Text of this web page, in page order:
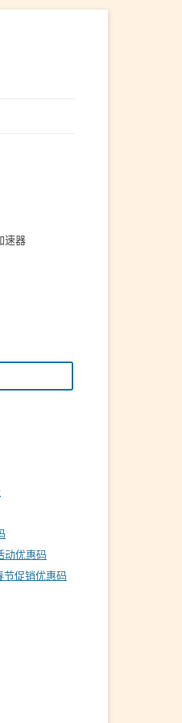
速器
动优惠码
促销优惠码